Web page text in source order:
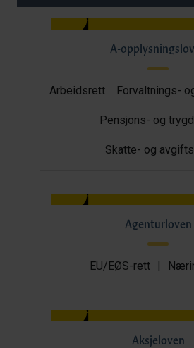
A-
Arbeidsrett Forvaltnings-
Pensjons- og
Skatte- og
Agenturloven
EU/EØS-rett |
Aksjeloven